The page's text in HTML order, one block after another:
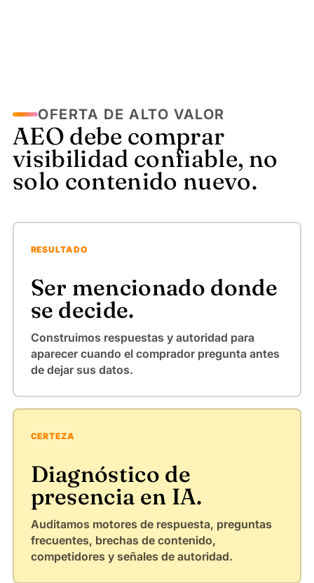
OFERTA DE ALTO VALOR
AEO debe comprar
visibilidad confiable, no
solo contenido nuevo.
RESULTADO
Ser mencionado donde
se decide.
Construimos respuestas y autoridad para
aparecer cuando el comprador pregunta antes
de dejar sus datos.
CERTEZA
Diagnóstico de
presencia en IA.
Auditamos motores de respuesta, preguntas
frecuentes, brechas de contenido,
competidores y señales de autoridad.